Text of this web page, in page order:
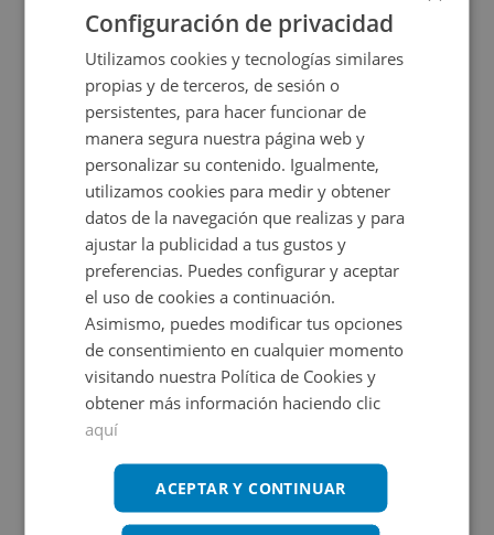
Garaje en venta en CL JUAN ANTONIO BARDEM, -
Impuestos no incluidos Ahorro 4.000€
13.000€
9.000€ 12m2
Configuración de privacidad
Utilizamos cookies y tecnologías similares
propias y de terceros, de sesión o
persistentes, para hacer funcionar de
manera segura nuestra página web y
personalizar su contenido. Igualmente,
utilizamos cookies para medir y obtener
datos de la navegación que realizas y para
ajustar la publicidad a tus gustos y
preferencias. Puedes configurar y aceptar
el uso de cookies a continuación.
Asimismo, puedes modificar tus opciones
de consentimiento en cualquier momento
visitando nuestra Política de Cookies y
obtener más información haciendo clic
aquí
ACEPTAR Y CONTINUAR